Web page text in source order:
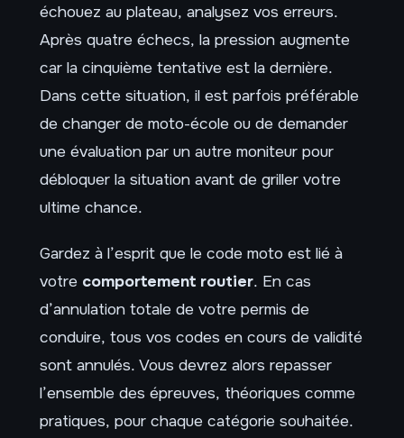
échouez au plateau, analysez vos erreurs.
Après quatre échecs, la pression augmente
car la cinquième tentative est la dernière.
Dans cette situation, il est parfois préférable
de changer de moto-école ou de demander
une évaluation par un autre moniteur pour
débloquer la situation avant de griller votre
ultime chance.
Gardez à l’esprit que le code moto est lié à
votre comportement routier. En cas
d’annulation totale de votre permis de
conduire, tous vos codes en cours de validité
sont annulés. Vous devrez alors repasser
l’ensemble des épreuves, théoriques comme
pratiques, pour chaque catégorie souhaitée.